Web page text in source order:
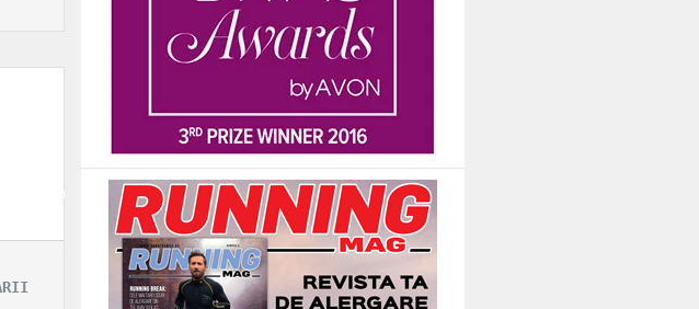
in care Diana joaca unul dintre rolurile principale si pana atunci… sta ca pe arcuri. Numai